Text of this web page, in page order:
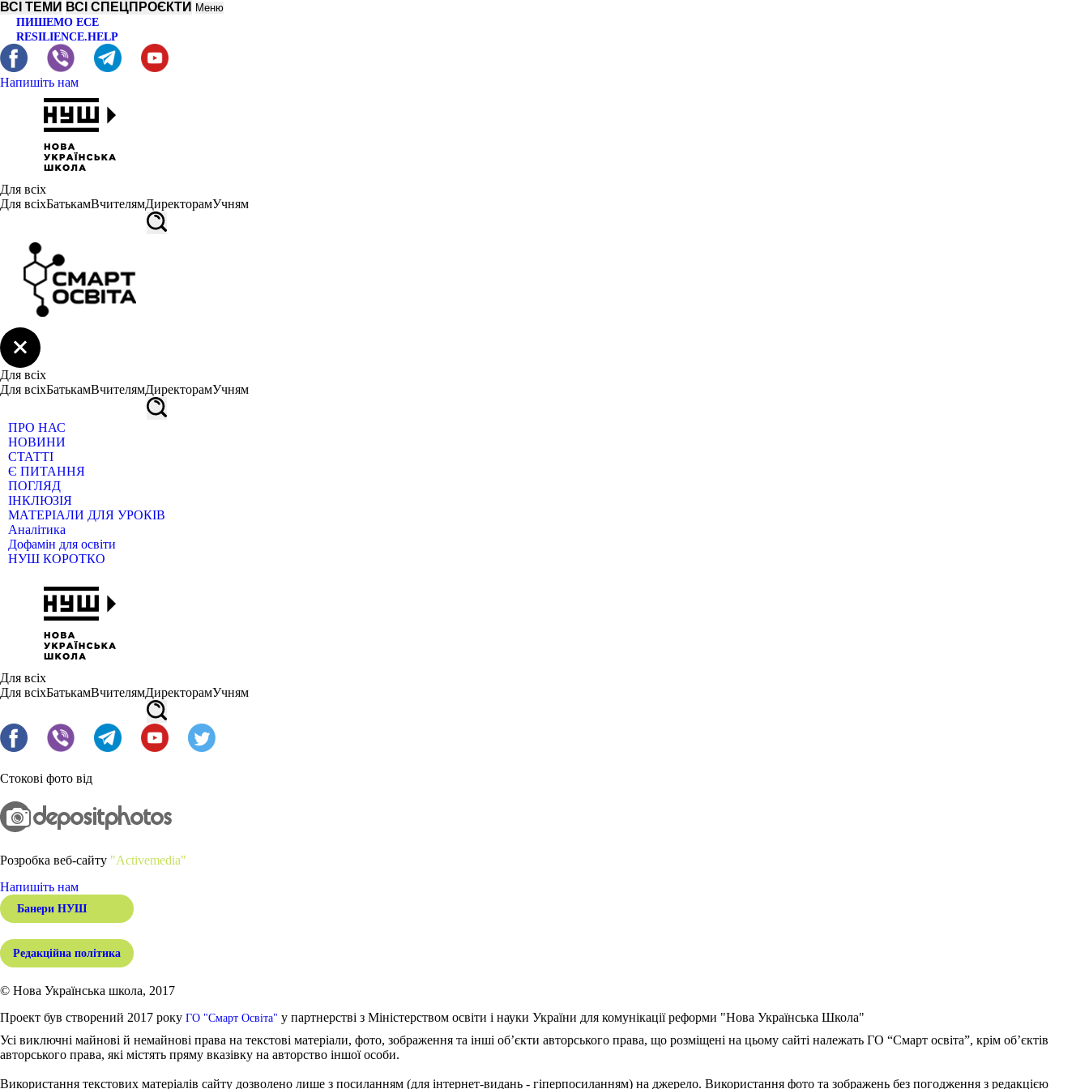
ВСІ ТЕМИ ВСІ СПЕЦПРОЄКТИ Меню
ПИШЕМО ЕСЕ
RESILIENCE.HELP
Напишіть нам
Для всіх
Для всіхБатькамВчителямДиректорамУчням
Для всіх
Для всіхБатькамВчителямДиректорамУчням
ПРО НАС
НОВИНИ
СТАТТІ
Є ПИТАННЯ
ПОГЛЯД
ІНКЛЮЗІЯ
МАТЕРІАЛИ ДЛЯ УРОКІВ
Аналітика
Дофамін для освіти
НУШ КОРОТКО
Для всіх
Для всіхБатькамВчителямДиректорамУчням
Стокові фото від
Розробка веб-сайту "Activemedia"
Напишіть нам
Банери НУШ
Редакційна політика
© Нова Українська школа, 2017
Проект був створений 2017 року ГО "Смарт Освіта" у партнерстві з Міністерством освіти і науки України для комунікації реформи "Нова Українська Школа"
Усі виключні майнові й немайнові права на текстові матеріали, фото, зображення та інші об’єкти авторського права, що розміщені на цьому сайті належать ГО “Смарт освіта”, крім об’єктів
авторського права, які містять пряму вказівку на авторство іншої особи.
Використання текстових матеріалів сайту дозволено лише з посиланням (для інтернет-видань - гіперпосиланням) на джерело. Використання фото та зображень без погодження з редакцією